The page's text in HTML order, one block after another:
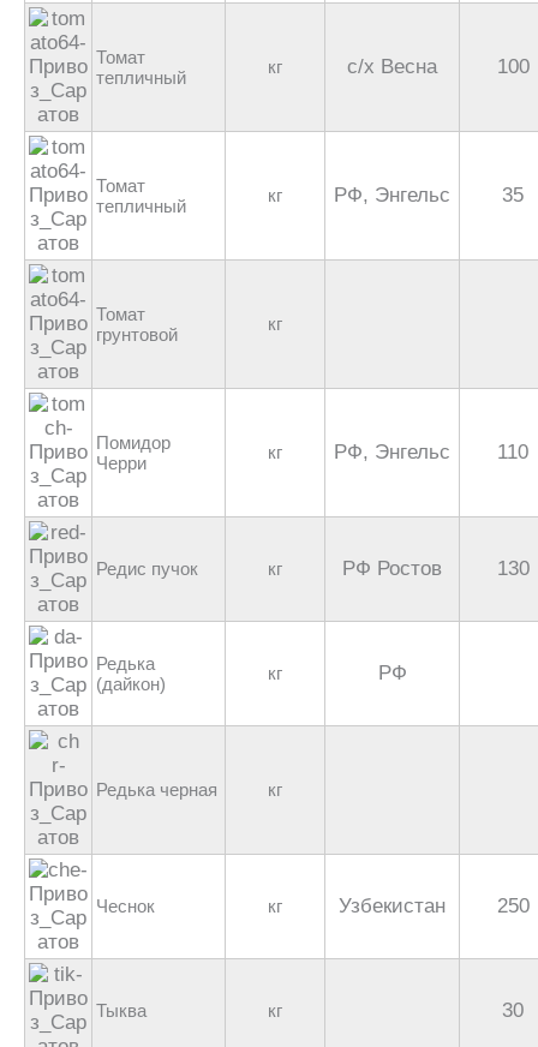
Томат
тепличный
кг с/х Весна 100
Томат
тепличный
кг РФ, Энгельс 35
Томат
грунтовой
кг
Помидор
Черри
кг РФ, Энгельс 110
Редис пучок кг РФ Ростов 130
Редька
(дайкон)
кг РФ
Редька черная кг
Чеснок кг Узбекистан 250
Тыква кг 30